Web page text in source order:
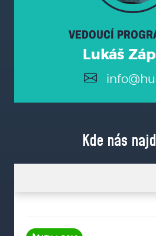
VEDOUCÍ
Lukáš
Kde nás